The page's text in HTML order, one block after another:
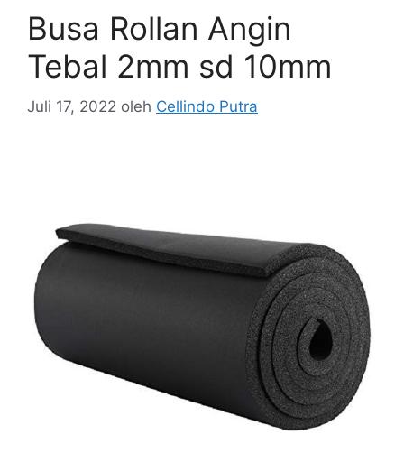
Busa Rollan Angin
Tebal 2mm sd 10mm
Juli 17, 2022 oleh Cellindo Putra